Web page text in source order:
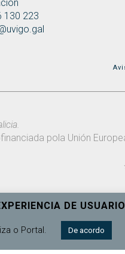
130 223
pola Unión
DE
o Portal. De acordo